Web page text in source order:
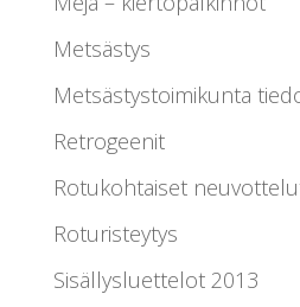
Metsästys
Metsästystoimikunta
Retrogeenit
Rotukohtaiset
Roturisteytys
Sisällysluettelot 2013